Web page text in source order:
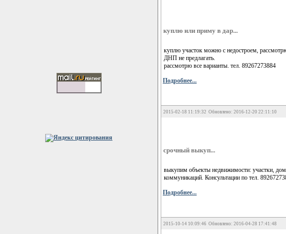
куплю или приму в дар...
куплю участок можно с недостроем,
ДНП не предлагать.
рассмотрю все варианты. тел. 89267273884
Подробнее...
2015-02-18 11:19:32 Обновлено: 2016-12-20 22:11:10
срочный выкуп...
выкупим объекты недвижимости: участки,
коммуникаций. Консультации по тел.
Подробнее...
2015-10-14 10:09:46 Обновлено: 2016-04-28 17:41:48